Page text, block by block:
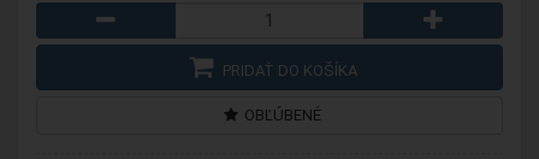
PRIDAŤ DO KOŠÍKA
OBĽÚBENÉ